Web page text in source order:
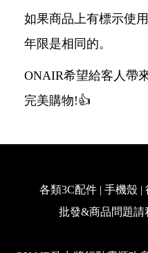
如果商品上有標示使
年限是相同的。
ONAIR希望給客人帶
完美購物!👍
各類3C配件 | 手機殼 |
批發&商品問題請